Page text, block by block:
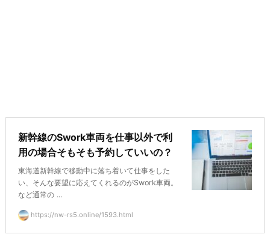
新幹線のSwork車両を仕事以外で利
用の場合そもそも予約していいの？
東海道新幹線で移動中に落ち着いて仕事をした
い、そんな要望に応えてくれるのがSwork車両。
など通常の ...
https://nw-rs5.online/1593.html